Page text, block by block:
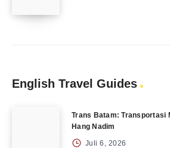
English Travel Guides
Trans Batam: Transportasi
Hang Nadim
Juli 6, 2026